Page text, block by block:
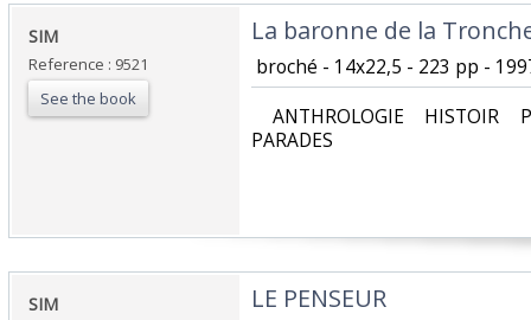
‎SIM‎
Reference : 9521
See the book
‎La baronne de la
broché - 14x22,5 - 223 pp -
ANTHROLOGIE HISTOIR
PARADES‎
‎SIM‎ ‎LE PENSEUR‎